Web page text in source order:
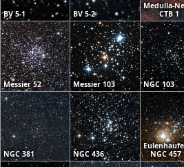
BV 5-1 BV 5-2
Medulla-
CTB 1
Messier 52 Messier 103 NGC 103
NGC 381 NGC 436
NGC 457